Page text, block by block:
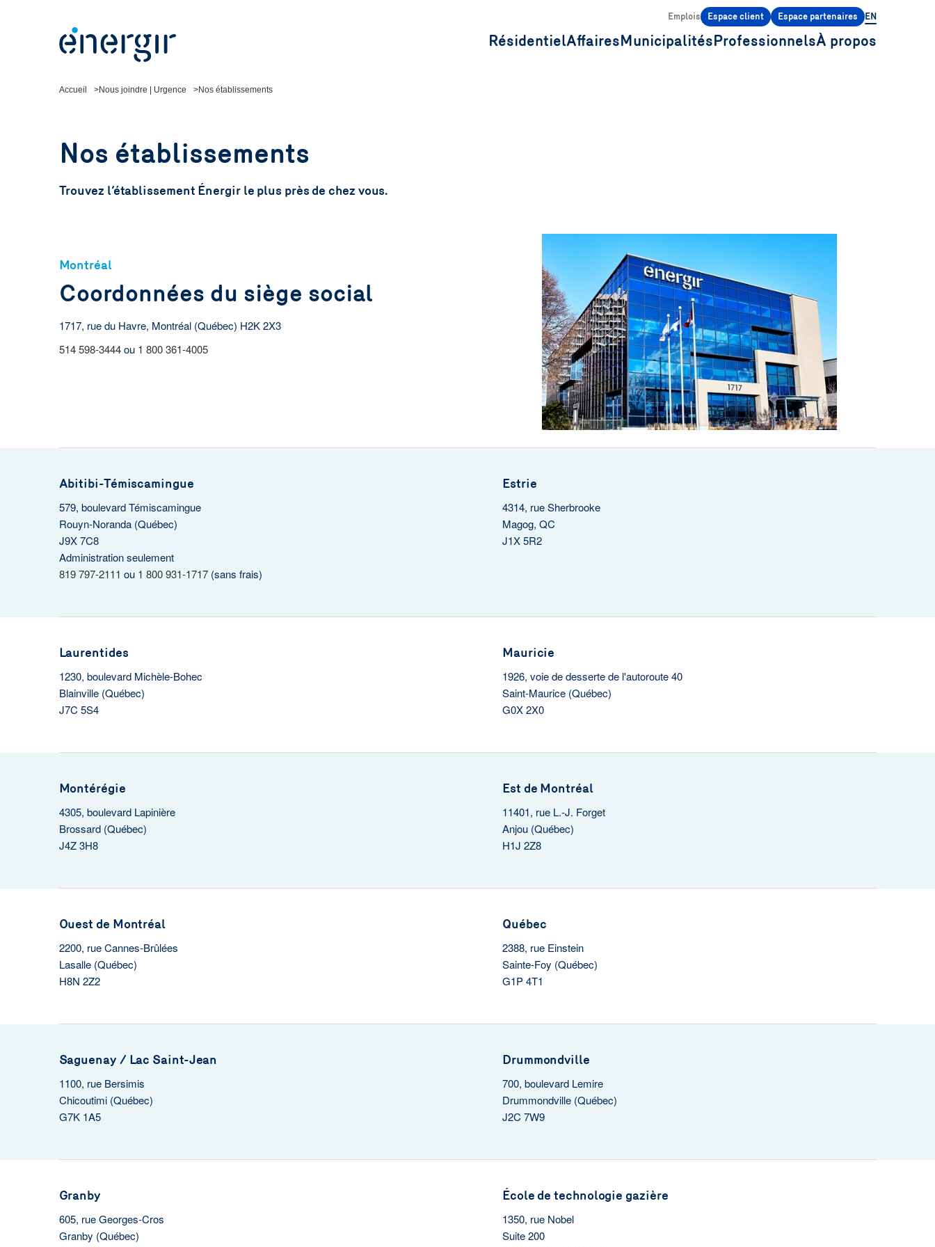
Emplois Espace client Espace partenaires EN
RésidentielAffairesMunicipalitésProfessionnelsÀ propos
Accueil Nous joindre | Urgence Nos établissements
Nos établissements
Trouvez l’établissement Énergir le plus près de chez vous.
Montréal
Coordonnées du siège social
1717, rue du Havre, Montréal (Québec) H2K 2X3
514 598-3444ou 1 800 361-4005
Abitibi-Témiscamingue
579, boulevard Témiscamingue
Rouyn-Noranda (Québec)
J9X 7C8
Administration seulement
819 797-2111 ou 1 800 931-1717(sans frais)
Estrie
4314, rue Sherbrooke
Magog, QC
J1X 5R2
Laurentides
1230, boulevard Michèle-Bohec
Blainville (Québec)
J7C 5S4
Mauricie
1926, voie de desserte de l'autoroute 40
Saint-Maurice (Québec)
G0X 2X0
Montérégie
4305, boulevard Lapinière
Brossard (Québec)
J4Z 3H8
Est de Montréal
11401, rue L.-J. Forget
Anjou (Québec)
H1J 2Z8
Ouest de Montréal
2200, rue Cannes-Brûlées
Lasalle (Québec)
H8N 2Z2
Québec
2388, rue Einstein
Sainte-Foy (Québec)
G1P 4T1
Saguenay / Lac Saint-Jean
1100, rue Bersimis
Chicoutimi (Québec)
G7K 1A5
Drummondville
700, boulevard Lemire
Drummondville (Québec)
J2C 7W9
Granby
605, rue Georges-Cros
Granby (Québec)
École de technologie gazière
1350, rue Nobel
Suite 200